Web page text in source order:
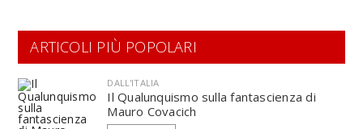
ARTICOLI PIÙ POPOLARI
DALL'ITALIA
Il Qualunquismo sulla fantascienza di
Mauro Covacich